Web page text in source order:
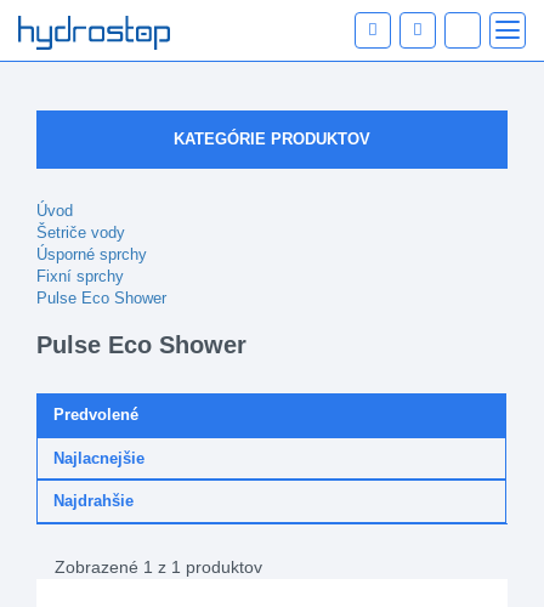
KATEGÓRIE PRODUKTOV
Úvod
Šetriče vody
Úsporné sprchy
Fixní sprchy
Pulse Eco Shower
Pulse Eco Shower
Predvolené
Najlacnejšie
Najdrahšie
Zobrazené 1 z 1 produktov